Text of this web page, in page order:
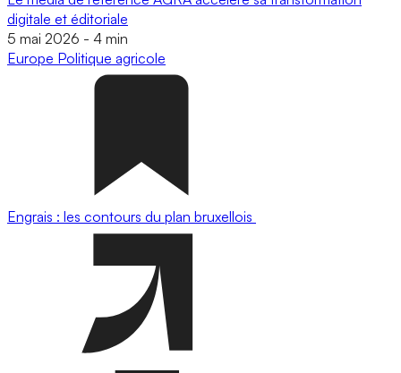
digitale et éditoriale
5 mai 2026 - 4 min
Europe Politique agricole
Engrais : les contours du plan bruxellois